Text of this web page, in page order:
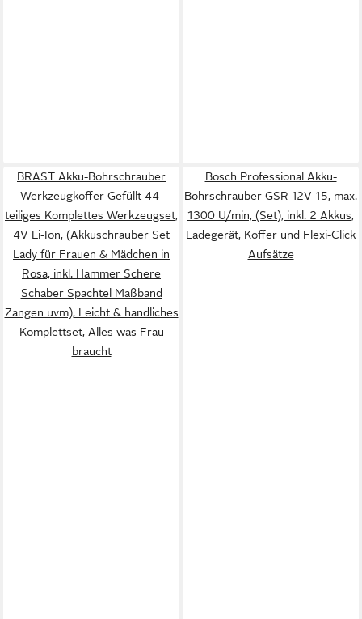
BRAST Akku-Bohrschrauber
Werkzeugkoffer Gefüllt 44-
teiliges Komplettes Werkzeugset,
4V Li-Ion, (Akkuschrauber Set
Lady für Frauen & Mädchen in
Rosa, inkl. Hammer Schere
Schaber Spachtel Maßband
Zangen uvm), Leicht & handliches
Komplettset, Alles was Frau
braucht
Bosch Professional Akku-
Bohrschrauber GSR 12V-15, max.
1300 U/min, (Set), inkl. 2 Akkus,
Ladegerät, Koffer und Flexi-Click
Aufsätze